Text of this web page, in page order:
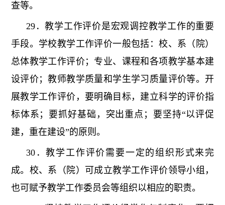
查等。
29．教学工作评价是宏观调控教学工作的重要
手段。学校教学工作评价一般包括：校、系（院）
总体教学工作评价；专业、课程和各项教学基本建
设评价；教师教学质量和学生学习质量评价等。开
展教学工作评价，要明确目标，建立科学的评价指
标体系；要抓好基础，突出重点；要坚持“以评促
建，重在建设”的原则。
30．教学工作评价需要一定的组织形式来完
成。校、系（院）可成立教学工作评价领导小组，
也可赋予教学工作委员会等组织以相应的职责。